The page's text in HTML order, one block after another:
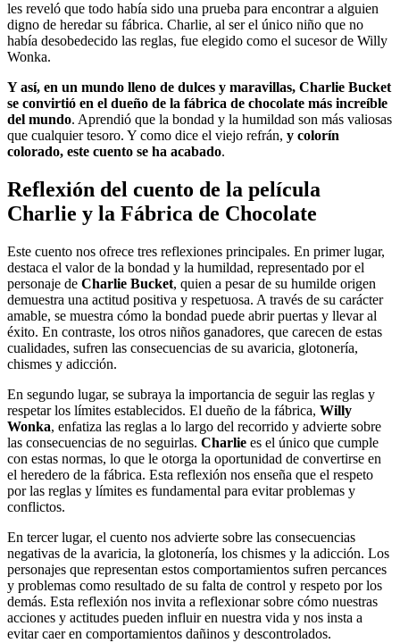
les reveló que todo había sido una prueba para encontrar a alguien
digno de heredar su fábrica. Charlie, al ser el único niño que no
había desobedecido las reglas, fue elegido como el sucesor de Willy
Wonka.
Y así, en un mundo lleno de dulces y maravillas, Charlie Bucket
se convirtió en el dueño de la fábrica de chocolate más increíble
del mundo. Aprendió que la bondad y la humildad son más valiosas
que cualquier tesoro. Y como dice el viejo refrán, y colorín
colorado, este cuento se ha acabado.
Reflexión del cuento de la película
Charlie y la Fábrica de Chocolate
Este cuento nos ofrece tres reflexiones principales. En primer lugar,
destaca el valor de la bondad y la humildad, representado por el
personaje de Charlie Bucket, quien a pesar de su humilde origen
demuestra una actitud positiva y respetuosa. A través de su carácter
amable, se muestra cómo la bondad puede abrir puertas y llevar al
éxito. En contraste, los otros niños ganadores, que carecen de estas
cualidades, sufren las consecuencias de su avaricia, glotonería,
chismes y adicción.
En segundo lugar, se subraya la importancia de seguir las reglas y
respetar los límites establecidos. El dueño de la fábrica, Willy
Wonka, enfatiza las reglas a lo largo del recorrido y advierte sobre
las consecuencias de no seguirlas. Charlie es el único que cumple
con estas normas, lo que le otorga la oportunidad de convertirse en
el heredero de la fábrica. Esta reflexión nos enseña que el respeto
por las reglas y límites es fundamental para evitar problemas y
conflictos.
En tercer lugar, el cuento nos advierte sobre las consecuencias
negativas de la avaricia, la glotonería, los chismes y la adicción. Los
personajes que representan estos comportamientos sufren percances
y problemas como resultado de su falta de control y respeto por los
demás. Esta reflexión nos invita a reflexionar sobre cómo nuestras
acciones y actitudes pueden influir en nuestra vida y nos insta a
evitar caer en comportamientos dañinos y descontrolados.